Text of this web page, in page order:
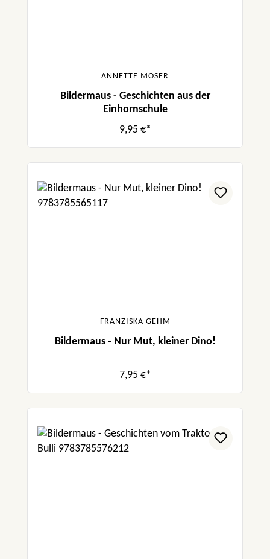
ANNETTE MOSER
Bildermaus - Geschichten aus der
Einhornschule
9,95 €*
FRANZISKA GEHM
Bildermaus - Nur Mut, kleiner Dino!
7,95 €*